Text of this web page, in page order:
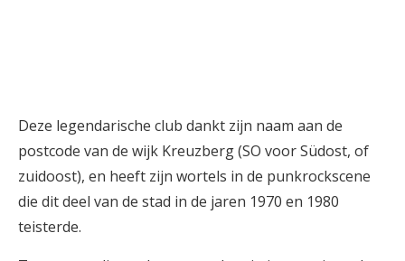
Deze legendarische club dankt zijn naam aan de
postcode van de wijk Kreuzberg (SO voor Südost, of
zuidoost), en heeft zijn wortels in de punkrockscene
die dit deel van de stad in de jaren 1970 en 1980
teisterde.